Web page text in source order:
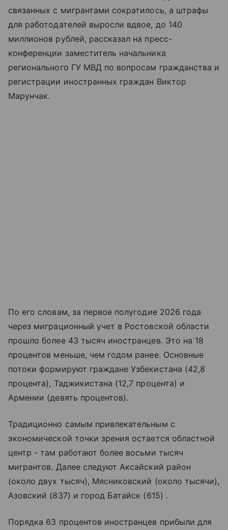
связанных с мигрантами сократилось, а штрафы
для работодателей выросли вдвое, до 140
миллионов рублей, рассказал на пресс-
конференции заместитель начальника
регионального ГУ МВД по вопросам гражданства и
регистрации иностранных граждан Виктор
Марунчак.
По его словам, за первое полугодие 2026 года
через миграционный учет в Ростовской области
прошло более 43 тысяч иностранцев. Это на 18
процентов меньше, чем годом ранее. Основные
потоки формируют граждане Узбекистана (42,8
процента), Таджикистана (12,7 процента) и
Армении (девять процентов).
Традиционно самым привлекательным с
экономической точки зрения остается областной
центр - там работают более восьми тысяч
мигрантов. Далее следуют Аксайский район
(около двух тысяч), Мясниковский (около тысячи),
Азовский (837) и город Батайск (615) .
Порядка 63 процентов иностранцев прибыли для